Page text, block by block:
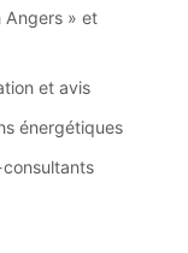
Angers » et
et avis
énergétiques